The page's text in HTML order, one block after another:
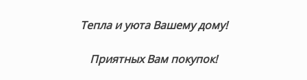
Тепла и уюта Вашему дому!
Приятных Вам покупок!